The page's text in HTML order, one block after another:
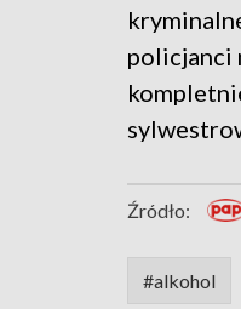
policjanci
Źródło:
#alkohol